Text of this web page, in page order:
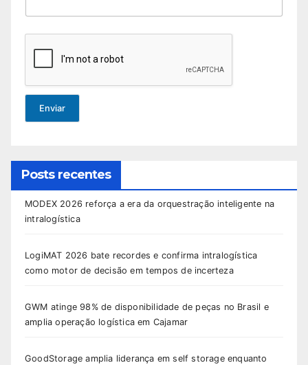
Enviar
Posts recentes
MODEX 2026 reforça a era da orquestração inteligente na
intralogística
LogiMAT 2026 bate recordes e confirma intralogística
como motor de decisão em tempos de incerteza
GWM atinge 98% de disponibilidade de peças no Brasil e
amplia operação logística em Cajamar
GoodStorage amplia liderança em self storage enquanto